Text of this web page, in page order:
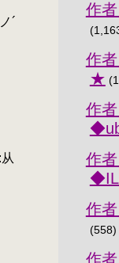
´
作
作
★
作
作
作
(558)
作